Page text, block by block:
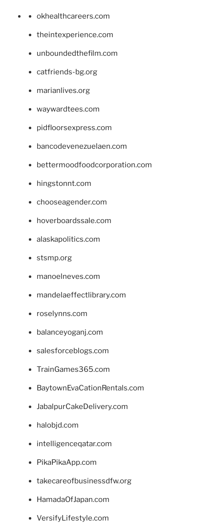
okhealthcareers.com
theintexperience.com
unboundedthefilm.com
catfriends-bg.org
marianlives.org
waywardtees.com
pidfloorsexpress.com
bancodevenezuelaen.com
bettermoodfoodcorporation.com
hingstonnt.com
chooseagender.com
hoverboardssale.com
alaskapolitics.com
stsmp.org
manoelneves.com
mandelaeffectlibrary.com
roselynns.com
balanceyoganj.com
salesforceblogs.com
TrainGames365.com
BaytownEvaCationRentals.com
JabalpurCakeDelivery.com
halobjd.com
intelligenceqatar.com
PikaPikaApp.com
takecareofbusinessdfw.org
HamadaOfJapan.com
VersifyLifestyle.com